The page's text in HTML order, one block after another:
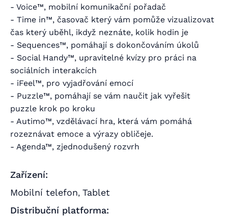
- Voice™, mobilní komunikační pořadač
- Time in™, časovač který vám pomůže vizualizovat
čas který uběhl, ikdyž neznáte, kolik hodin je
- Sequences™, pomáhají s dokončováním úkolů
- Social Handy™, upravitelné kvízy pro práci na
sociálních interakcích
- iFeel™, pro vyjadřování emocí
- Puzzle™, pomáhají se vám naučit jak vyřešit
puzzle krok po kroku
- Autimo™, vzdělávací hra, která vám pomáhá
rozeznávat emoce a výrazy obličeje.
- Agenda™, zjednodušený rozvrh
Zařízení:
Mobilní telefon, Tablet
Distribuční platforma: